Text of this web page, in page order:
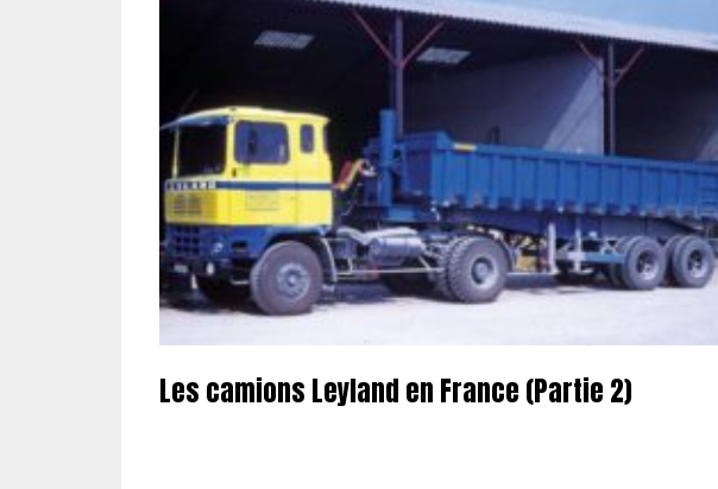
Les camions Leyland en France (Partie 2)